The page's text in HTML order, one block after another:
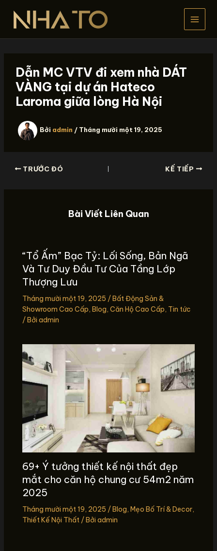
dung
Dẫn MC VTV đi xem nhà DÁT
VÀNG tại dự án Hateco
Laroma giữa lòng Hà Nội
Bởi admin / Tháng mười một 19, 2025
TRƯỚC ĐÓ KẾ TIẾP
Bài Viết Liên Quan
“Tổ Ấm” Bạc Tỷ: Lối Sống, Bản Ngã
Và Tư Duy Đầu Tư Của Tầng Lớp
Thượng Lưu
Tháng mười một 19, 2025 /Bất Động Sản &
Showroom Cao Cấp, Blog, Căn Hộ Cao Cấp, Tin tức
/ Bởi admin
69+ Ý tưởng thiết kế nội thất đẹp
mắt cho căn hộ chung cư 54m2 năm
2025
Tháng mười một 19, 2025 /Blog, Mẹo Bố Trí & Decor,
Thiết Kế Nội Thất / Bởi admin